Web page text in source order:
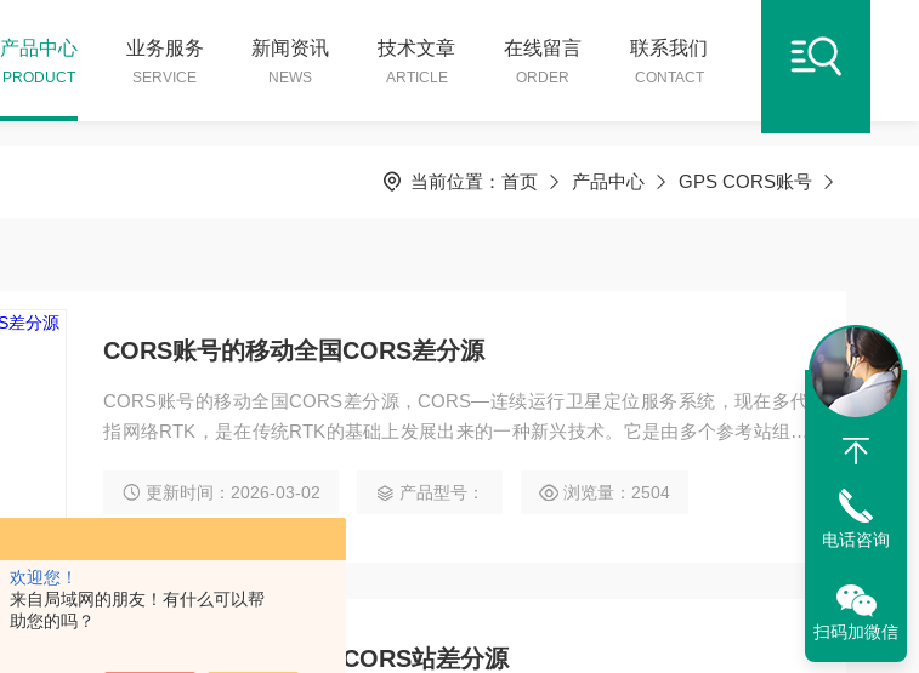
欢迎您！
来自局域网的朋友！有什么可以帮
助您的吗？
产品中心
PRODUCT
业务服务
SERVICE
新闻资讯
NEWS
技术文章
ARTICLE
在线留言
ORDER
联系我们
CONTACT
当前位置： 首页 产品中心 GPS CORS账号
CORS账号的移动全国CORS差分源
CORS账号的移动全国CORS差分源，CORS—连续运行卫星定位服务系统，现在多代
指网络RTK，是在传统RTK的基础上发展出来的一种新兴技术。它是由多个参考站组成
一个基站的数据传递给移动站，或者在移动站附近虚拟出一个基站信息来供移动站进行
差分解算。用户只需一台接收机即可进行厘米级的实时快速定位。
更新时间：2026-03-02 产品型号： 浏览量：2504
CORS账号的千寻全国CORS站差分源
电话咨询
扫码加微信